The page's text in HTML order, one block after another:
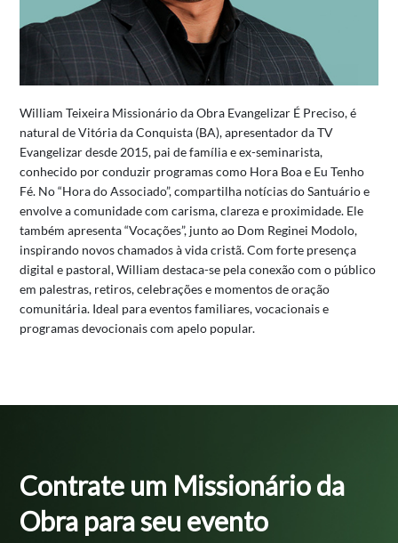
William Teixeira Missionário da Obra Evangelizar É Preciso, é
natural de Vitória da Conquista (BA), apresentador da TV
Evangelizar desde 2015, pai de família e ex-seminarista,
conhecido por conduzir programas como Hora Boa e Eu Tenho
Fé. No “Hora do Associado”, compartilha notícias do Santuário e
envolve a comunidade com carisma, clareza e proximidade. Ele
também apresenta “Vocações”, junto ao Dom Reginei Modolo,
inspirando novos chamados à vida cristã.Com forte presença
digital e pastoral, William destaca-se pela conexão com o público
em palestras, retiros, celebrações e momentos de oração
comunitária. Ideal para eventos familiares, vocacionais e
programas devocionais com apelo popular.
Contrate um Missionário da
Obra para seu evento